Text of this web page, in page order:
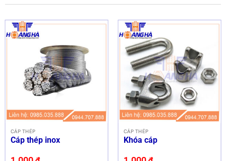
CÁP THÉP
Cáp thép inox
CÁP THÉP
Khóa cáp